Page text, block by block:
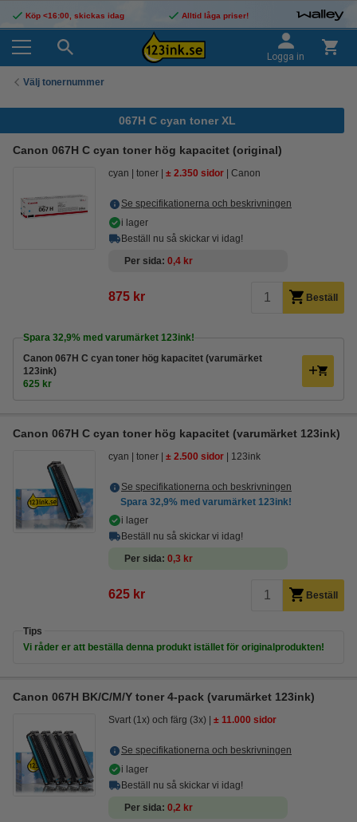
Köp <16:00, skickas idag Alltid låga priser!
Logga in
Välj tonernummer
067H C cyan toner XL
Canon 067H C cyan toner hög kapacitet (original)
cyan toner ± 2.350 sidor Canon
Se specifikationerna och beskrivningen
i lager
Beställ nu så skickar vi idag!
Per sida 0,4 kr
875 kr Beställ
Spara 32,9% med varumärket 123ink!
Canon 067H C cyan toner hög kapacitet (varumärket
123ink)
625 kr
Canon 067H C cyan toner hög kapacitet (varumärket 123ink)
cyan toner ± 2.500 sidor 123ink
Se specifikationerna och beskrivningen
Spara 32,9% med varumärket 123ink!
i lager
Beställ nu så skickar vi idag!
Per sida 0,3 kr
625 kr Beställ
Tips
Vi råder er att beställa denna produkt istället för originalprodukten!
Canon 067H BK/C/M/Y toner 4-pack (varumärket 123ink)
Svart (1x) och färg (3x) ± 11.000 sidor
Se specifikationerna och beskrivningen
i lager
Beställ nu så skickar vi idag!
Per sida 0,2 kr